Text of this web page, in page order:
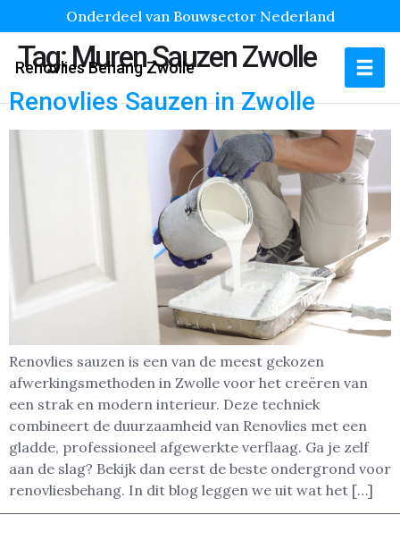
Onderdeel van Bouwsector Nederland
Renovlies Behang Zwolle
Tag:Muren Sauzen Zwolle
Renovlies Sauzen in Zwolle
Renovlies sauzen is een van de meest gekozen
afwerkingsmethoden in Zwolle voor het creëren van
een strak en modern interieur. Deze techniek
combineert de duurzaamheid van Renovlies met een
gladde, professioneel afgewerkte verflaag. Ga je zelf
aan de slag? Bekijk dan eerst de beste ondergrond voor
renovliesbehang. In dit blog leggen we uit wat het […]